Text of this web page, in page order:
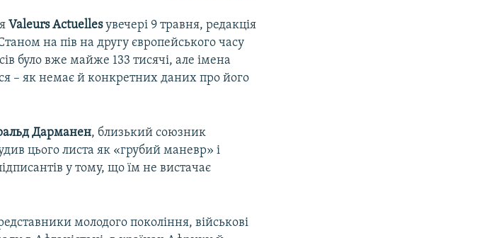
Valeurs Actuellesувечері 9 травня, редакція
на пів на другу європейського часу
було вже майже 133 тисячі, але імена
– як немає й конкретних даних про його
Дарманен, близький союзник
цього листа як «грубий маневр» і
у тому, що їм не вистачає
молодого покоління, військові